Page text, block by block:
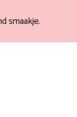
smaakje.